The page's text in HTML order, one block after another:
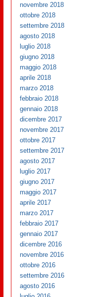
novembre 2018
ottobre 2018
settembre 2018
agosto 2018
luglio 2018
giugno 2018
maggio 2018
aprile 2018
marzo 2018
febbraio 2018
gennaio 2018
dicembre 2017
novembre 2017
ottobre 2017
settembre 2017
agosto 2017
luglio 2017
giugno 2017
maggio 2017
aprile 2017
marzo 2017
febbraio 2017
gennaio 2017
dicembre 2016
novembre 2016
ottobre 2016
settembre 2016
agosto 2016